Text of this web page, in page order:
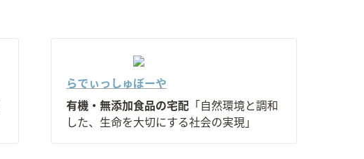
らでぃっしゅぼーや
有機・無添加食品の宅配「自然環境と調和
した、生命を大切にする社会の実現」